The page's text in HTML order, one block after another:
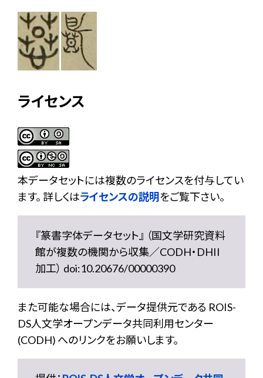
ライセンス
本データセットには複数のライセンスを付与してい
ます。 詳しくはライセンスの説明をご覧下さい。
『篆書字体データセット』 （国文学研究資料
館が複数の機関から収集／CODH・DHII
加工） doi:10.20676/00000390
また可能な場合には、データ提供元である ROIS-
DS人文学オープンデータ共同利用センター
(CODH) へのリンクをお願いします。